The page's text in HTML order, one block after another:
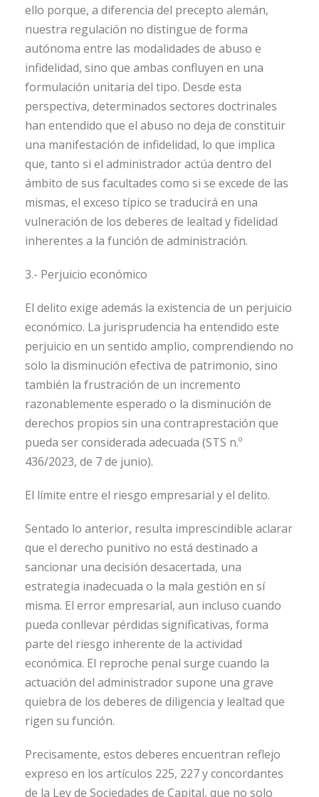
ello porque, a diferencia del precepto alemán,
nuestra regulación no distingue de forma
autónoma entre las modalidades de abuso e
infidelidad, sino que ambas confluyen en una
formulación unitaria del tipo. Desde esta
perspectiva, determinados sectores doctrinales
han entendido que el abuso no deja de constituir
una manifestación de infidelidad, lo que implica
que, tanto si el administrador actúa dentro del
ámbito de sus facultades como si se excede de las
mismas, el exceso típico se traducirá en una
vulneración de los deberes de lealtad y fidelidad
inherentes a la función de administración.
3.- Perjuicio económico
El delito exige además la existencia de un perjuicio
económico. La jurisprudencia ha entendido este
perjuicio en un sentido amplio, comprendiendo no
solo la disminución efectiva de patrimonio, sino
también la frustración de un incremento
razonablemente esperado o la disminución de
derechos propios sin una contraprestación que
pueda ser considerada adecuada (STS n.º
436/2023, de 7 de junio).
El límite entre el riesgo empresarial y el delito.
Sentado lo anterior, resulta imprescindible aclarar
que el derecho punitivo no está destinado a
sancionar una decisión desacertada, una
estrategia inadecuada o la mala gestión en sí
misma. El error empresarial, aun incluso cuando
pueda conllevar pérdidas significativas, forma
parte del riesgo inherente de la actividad
económica. El reproche penal surge cuando la
actuación del administrador supone una grave
quiebra de los deberes de diligencia y lealtad que
rigen su función.
Precisamente, estos deberes encuentran reflejo
expreso en los artículos 225, 227 y concordantes
de la Ley de Sociedades de Capital, que no solo